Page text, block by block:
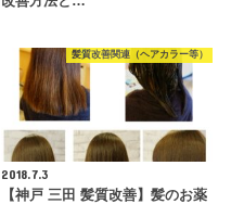
髪質改善関連（ヘアカラー等）
2018.7.3
【神戸 三田 髪質改善】髪のお薬